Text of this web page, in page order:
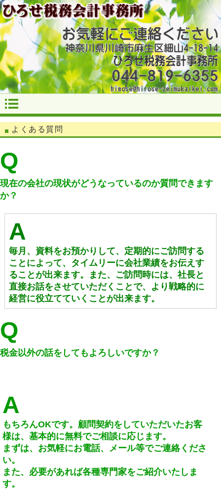
よくある質問
Q
現在の会社の現状がどうなっているのか質問できます
か？
A
毎月、資料をお預かりして、定期的にご訪問する
ことによって、タイムリーに会社業績をお伝えす
ることが出来ます。また、ご訪問時には、社長と
直接お話をさせていただくことで、より戦略的に
経営に役立てていくことが出来ます。
Q
税金以外の話をしてもよろしいですか？
A
もちろんOKです。顧問契約をしていただいたお客
様は、基本的に無料でご相談に応じます。
まずは、お気軽にお電話、メール等でご連絡くださ
い。
また、必要があれば各種専門家をご紹介いたしま
す。